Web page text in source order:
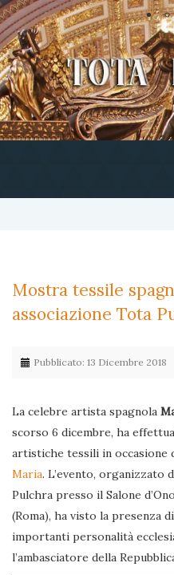
Mostra tessile
associazione Tota
Pubblicato: 13 Dicembre 2018
La celebre artista spagnola
scorso 6 dicembre, ha
artistiche tessili in occasione
Maria. L’evento, organizzato
Pulchra presso il Salone
(Roma), ha visto la presenza
importanti personalità
l’ambasciatore della